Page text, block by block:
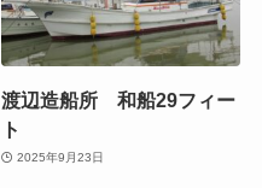
渡辺造船所 和船29フィー
ト
2025年9月23日